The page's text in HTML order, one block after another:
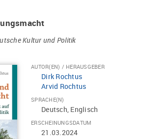
Kultur und Politik
AUTOR(EN) / HERAUSGEBER
Dirk Rochtus
Arvid Rochtus
SPRACHE(N)
Deutsch, Englisch
ERSCHEINUNGSDATUM
21.03.2024